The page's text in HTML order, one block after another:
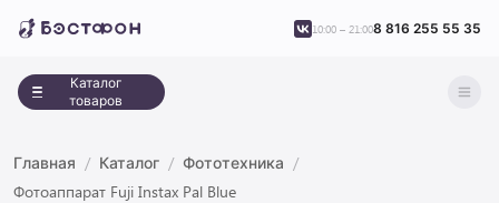
Каталог
товаров
10:00 – 21:008 816 255 55 35
Главная Каталог Фототехника
Фотоаппарат Fuji Instax Pal Blue